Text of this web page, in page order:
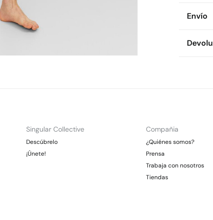
Envío
*Días
Singular Collective
Descúbrelo
¡Únete!
Compañia
¿Quiénes somos?
Prensa
Trabaja con nosotros
Tiendas